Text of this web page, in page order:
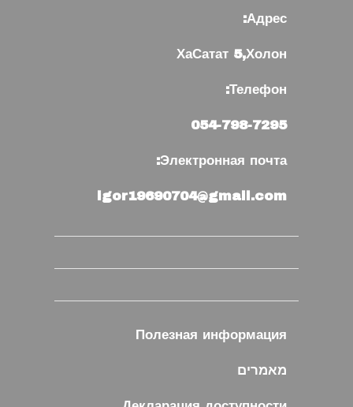
Адрес:
ХаСатат 5,Холон
Телефон:
054-798-7295
Электронная почта:
igor19690704@gmail.com
Полезная информация
מאמרים